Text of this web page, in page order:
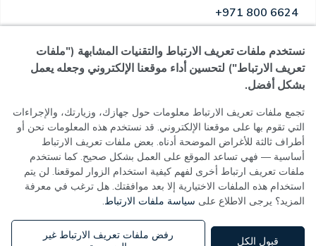
+971 800 6624
مفتوح · مفتوح اليوم, 24 ساعة
MOH License No - 7VL60HU3
سياسة الخصوصية
شروط الاستخدام
سياسة ملفات تعريف الارتباط
إعدادات ملفات تعريف الارتباط
نستخدم ملفات تعريف الارتباط والتقنيات المشابهة ("ملفات
تعريف الارتباط") لتحسين أداء موقعنا الإلكتروني وجعله يعمل
بشكل أفضل.
تجمع ملفات تعريف الارتباط معلومات حول جهازك، وزيارتك، والإجراءات
التي تقوم بها على موقعنا الإلكتروني. قد نستخدم هذه المعلومات نحن أو
أطراف ثالثة للأغراض الموضحة أدناه. بعض ملفات تعريف الارتباط
أساسية — فهي تساعد الموقع على العمل بشكل صحيح. كما نستخدم
ملفات تعريف ارتباط أخرى لفهم كيفية استخدام الزوار لموقعنا. لن يتم
استخدام هذه الملفات الاختيارية إلا بعد موافقتك. هل ترغب في معرفة
المزيد؟ يرجى الاطلاع على سياسة ملفات الارتباط.
قبول الكل
رفض ملفات تعريف الارتباط غير